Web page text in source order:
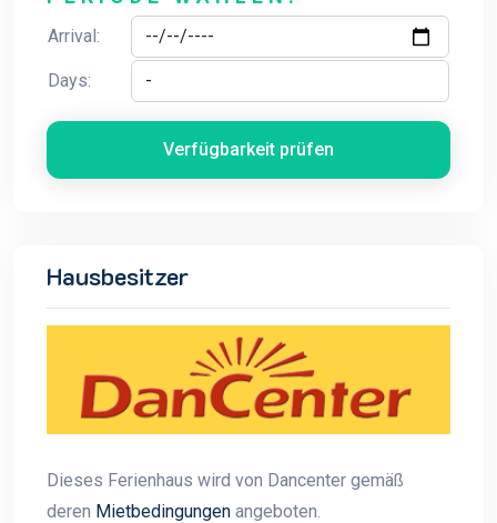
Arrival:
Days:
Verfügbarkeit prüfen
Hausbesitzer
Dieses Ferienhaus wird von Dancenter gemäß
deren Mietbedingungen angeboten.